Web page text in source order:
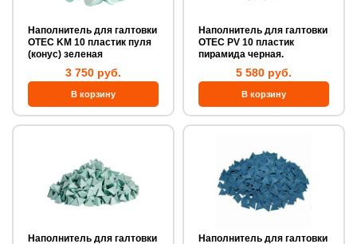
Наполнитель для галтовки
OTEC KM 10 пластик пуля
(конус) зеленая
3 750 руб.
Наполнитель для галтовки
OTEC PV 10 пластик
пирамида черная.
5 580 руб.
Наполнитель для галтовки
Наполнитель для галтовки